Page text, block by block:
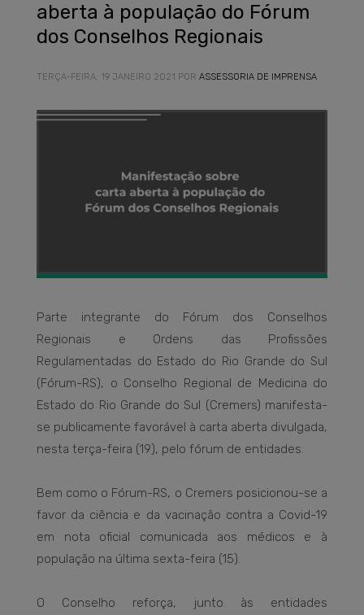
aberta à população do Fórum
dos Conselhos Regionais
TERÇA-FEIRA, 19 JANEIRO 2021 POR ASSESSORIA DE IMPRENSA
Parte integrante do Fórum dos Conselhos
Regionais e Ordens das Profissões
Regulamentadas do Estado do Rio Grande do Sul
(Fórum-RS), o Conselho Regional de Medicina do
Estado do Rio Grande do Sul (Cremers) manifesta-
se publicamente favorável à carta aberta divulgada,
nesta terça-feira (19), pelo fórum de entidades.
Bem como o Fórum-RS, o Cremers posicionou-se a
favor da ciência e da vacinação contra a Covid-19
em nota oficial comunicada aos médicos e à
população na última sexta-feira (15).
O Conselho reforça, junto às entidades